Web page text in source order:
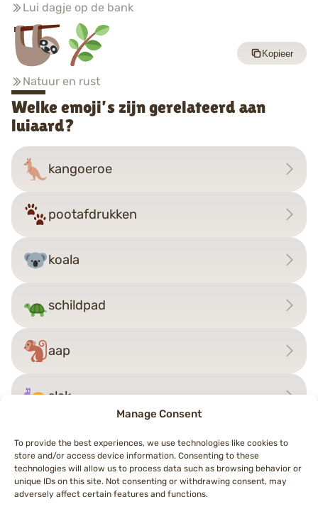
Manage Consent
To provide the best experiences, we use technologies like cookies to
store and/or access device information. Consenting to these
technologies will allow us to process data such as browsing behavior or
unique IDs on this site. Not consenting or withdrawing consent, may
adversely affect certain features and functions.
Lui dagje op de bank
Natuur en rust
Kopieer
Welke emoji’s zijn gerelateerd aan
luiaard?
kangoeroe
pootafdrukken
koala
schildpad
aap
slak
Bericht
navigatie
← dodootter→